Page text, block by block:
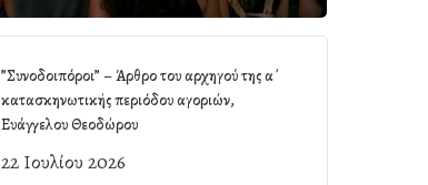
”Συνοδοιπόροι” – Άρθρο του αρχηγού της α΄
κατασκηνωτικής περιόδου αγοριών,
Ευάγγελου Θεοδώρου
22 Ιουλίου 2026